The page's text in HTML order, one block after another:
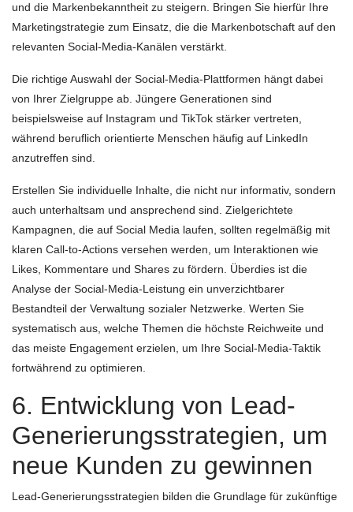
und die Markenbekanntheit zu steigern. Bringen Sie hierfür Ihre
Marketingstrategie zum Einsatz, die die Markenbotschaft auf den
relevanten Social-Media-Kanälen verstärkt.
Die richtige Auswahl der Social-Media-Plattformen hängt dabei
von Ihrer Zielgruppe ab. Jüngere Generationen sind
beispielsweise auf Instagram und TikTok stärker vertreten,
während beruflich orientierte Menschen häufig auf LinkedIn
anzutreffen sind.
Erstellen Sie individuelle Inhalte, die nicht nur informativ, sondern
auch unterhaltsam und ansprechend sind. Zielgerichtete
Kampagnen, die auf Social Media laufen, sollten regelmäßig mit
klaren Call-to-Actions versehen werden, um Interaktionen wie
Likes, Kommentare und Shares zu fördern. Überdies ist die
Analyse der Social-Media-Leistung ein unverzichtbarer
Bestandteil der Verwaltung sozialer Netzwerke. Werten Sie
systematisch aus, welche Themen die höchste Reichweite und
das meiste Engagement erzielen, um Ihre Social-Media-Taktik
fortwährend zu optimieren.
6. Entwicklung von Lead-
Generierungsstrategien, um
neue Kunden zu gewinnen
Lead-Generierungsstrategien bilden die Grundlage für zukünftige